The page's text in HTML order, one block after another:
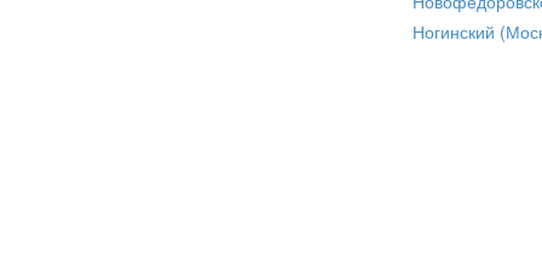
Ногинский